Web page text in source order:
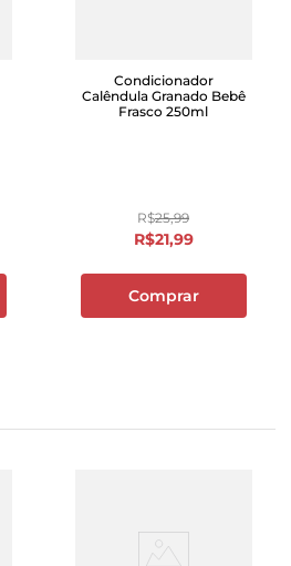
Condicionador
Calêndula Granado Bebê
Frasco 250ml
R$25,99
R$21,99
Comprar